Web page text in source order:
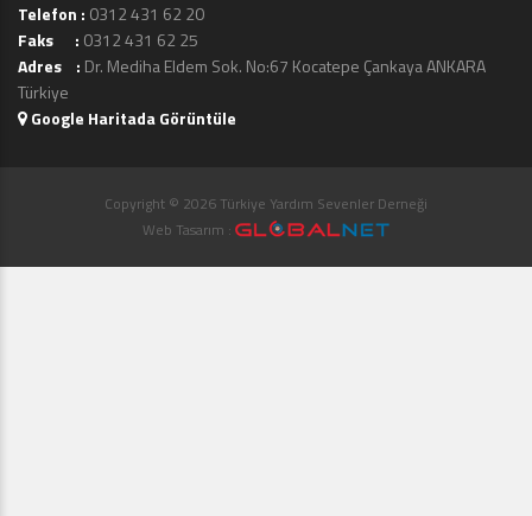
Telefon : 0312 431 62 20
Faks : 0312 431 62 25
Adres : Dr. Mediha Eldem Sok. No:67 Kocatepe Çankaya ANKARA
Türkiye
Google Haritada Görüntüle
Copyright © 2026 Türkiye Yardım Sevenler Derneği
Web Tasarım :